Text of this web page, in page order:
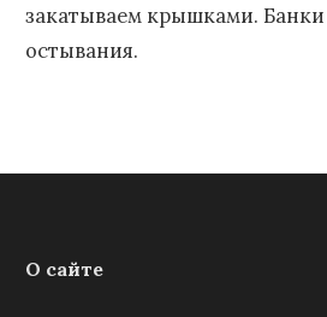
закатываем крышками.
остывания.
О сайте